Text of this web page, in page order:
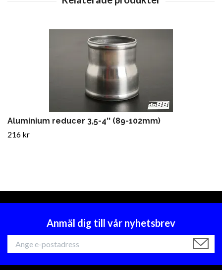
Aluminium reducer 3,5-4'' (89-102mm)
216 kr
Anmäl dig till vår nyhetsbrev